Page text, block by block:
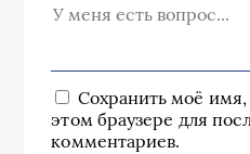
Сохранить моё имя,
этом браузере для
комментариев.